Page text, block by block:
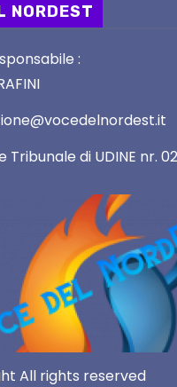
NORDEST
:
Tribunale di UDINE nr.
All rights reserved